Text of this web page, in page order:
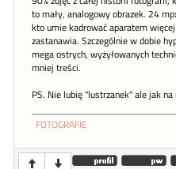
to mały, analogowy obrazek. 24
kto umie kadrować aparatem
zastanawia. Szczególnie w dobie
mega ostrych, wyżyłowanych
mniej treści.
PS. Nie lubię "lustrzanek" ale jak
FOTOGRAFIE